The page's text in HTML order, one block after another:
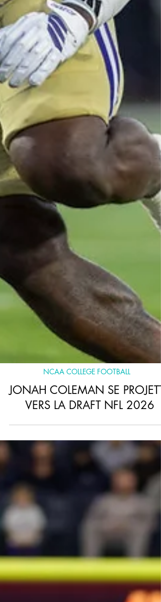
NCAA COLLEGE FOOTBALL
JONAH COLEMAN SE
VERS LA DRAFT NFL 2026